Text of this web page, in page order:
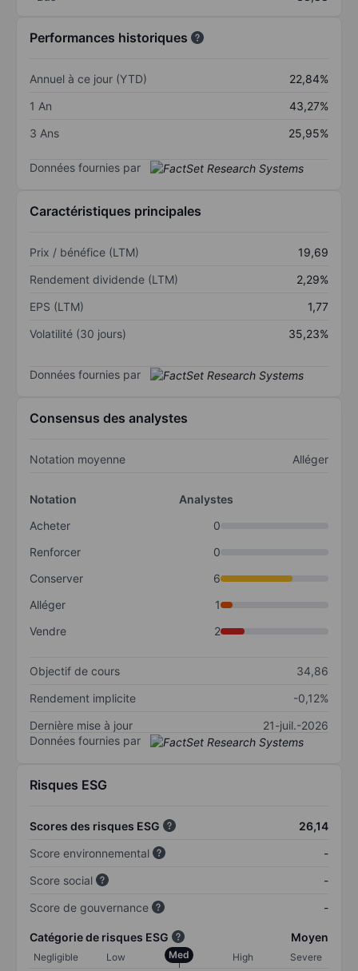
Performances historiques
Annuel à ce jour (YTD)
22,84%
1 An
43,27%
3 Ans
25,95%
Données fournies par
Caractéristiques principales
Prix / bénéfice (LTM)
19,69
Rendement dividende (LTM)
2,29%
EPS (LTM)
1,77
Volatilité (30 jours)
35,23%
Données fournies par
Consensus des analystes
Notation moyenne Alléger
Notation
Analystes
Acheter
0
Renforcer
0
Conserver
6
Alléger
1
Vendre
2
Objectif de cours
34,86
Rendement implicite
-0,12%
Dernière mise à jour
21-juil.-2026
Données fournies par
Risques ESG
Scores des risques ESG
26,14
Score environnemental
-
Score social
-
Score de gouvernance
-
Catégorie de risques ESG Moyen
Negligible Low Med High
Severe